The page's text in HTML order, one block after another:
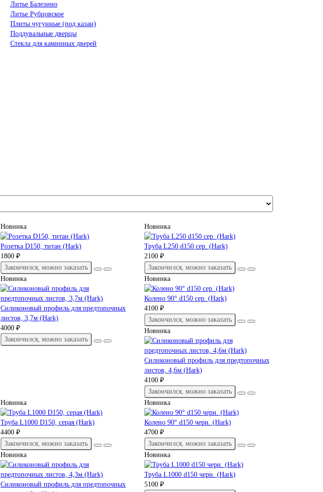
Литье Балезино
Литье Рубцовское
Плиты чугунные (под казан)
Поддувальные дверцы
Стекла для каминных дверей
Новинка
Розетка D150, титан (Hark)
1800 ₽
Закончился, можно заказать
Новинка
Труба L250 d150 сер. (Hark)
2100 ₽
Закончился, можно заказать
Новинка
Силиконовый профиль для предтопочных
листов, 3,7м (Hark)
4000 ₽
Закончился, можно заказать
Новинка
Колено 90° d150 сер. (Hark)
4100 ₽
Закончился, можно заказать
Новинка
Силиконовый профиль для предтопочных
листов, 4,6м (Hark)
4100 ₽
Закончился, можно заказать
Новинка
Труба L1000 D150, серая (Hark)
4400 ₽
Закончился, можно заказать
Новинка
Колено 90° d150 черн. (Hark)
4700 ₽
Закончился, можно заказать
Новинка
Силиконовый профиль для предтопочных
Новинка
Труба L1000 d150 черн. (Hark)
5100 ₽